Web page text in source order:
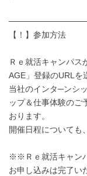
【！】参加方法
Ｒｅ就活キャンパス
AGE」登録のURLを
当社のインタ─ンシ
ップ＆仕事体験のご
おります。
開催日程についても
※※Ｒｅ就活キャン
お申し込みは完了